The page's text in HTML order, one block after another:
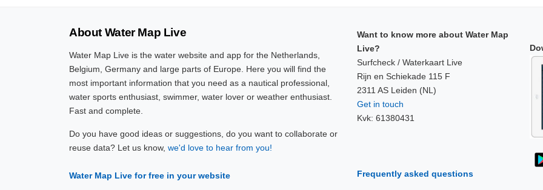
About Water Map Live
Water Map Live is the water website and app for the Netherlands,
Belgium, Germany and large parts of Europe. Here you will find the
most important information that you need as a nautical professional,
water sports enthusiast, swimmer, water lover or weather enthusiast.
Fast and complete.
Do you have good ideas or suggestions, do you want to collaborate or
reuse data? Let us know, we'd love to hear from you!
Water Map Live for free in your website
Want to know more about Water Map
Live?
Surfcheck / Waterkaart Live
Rijn en Schiekade 115 F
2311 AS Leiden (NL)
Get in touch
Kvk: 61380431
Frequently asked questions